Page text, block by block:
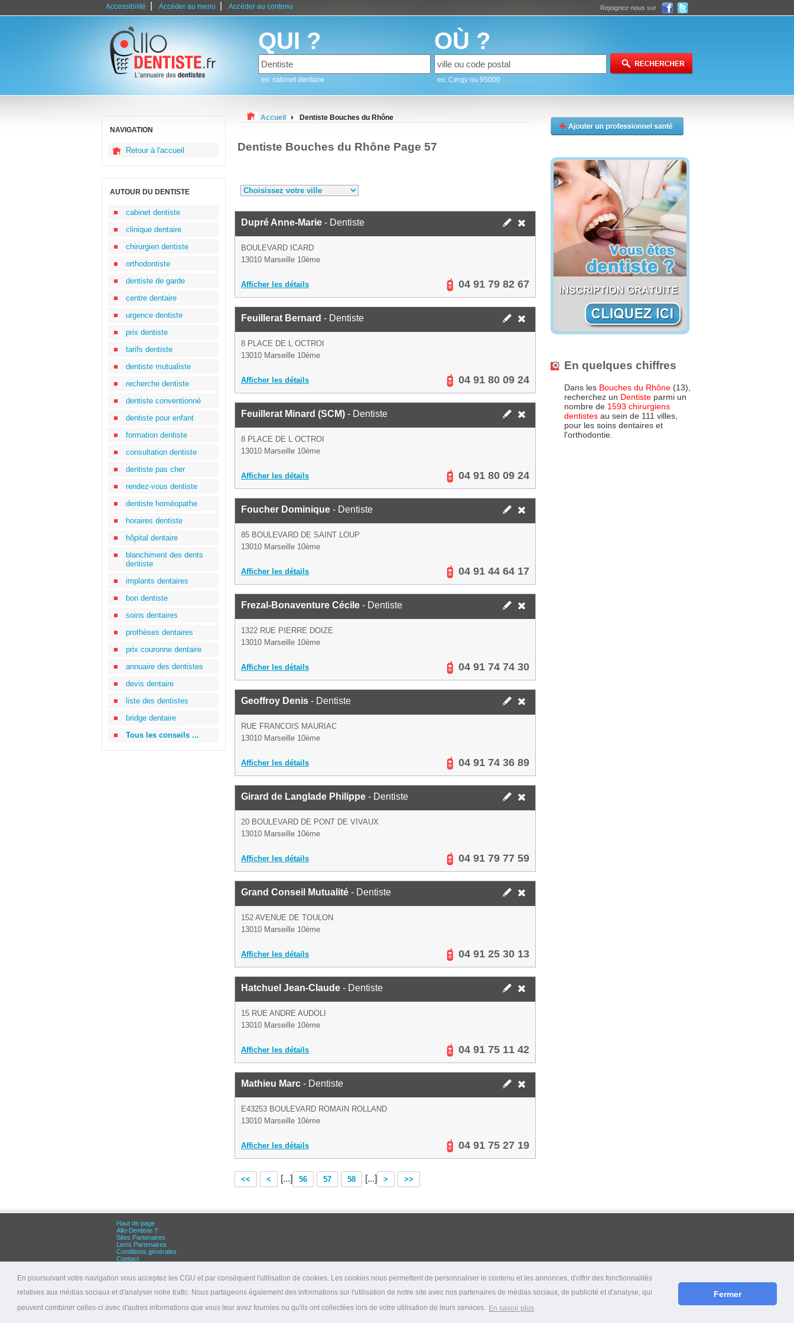
En poursuivant votre navigation vous acceptez les CGU et par conséquent l'utilisation de cookies. Les cookies nous permettent de personnaliser le contenu et les annonces, d'offrir des fonctionnalités
relatives aux médias sociaux et d'analyser notre trafic. Nous partageons également des informations sur l'utilisation de notre site avec nos partenaires de médias sociaux, de publicité et d'analyse, qui
peuvent combiner celles-ci avec d'autres informations que vous leur avez fournies ou qu'ils ont collectées lors de votre utilisation de leurs services. En savoir plus
Fermer
Accessibilité Accéder au menu Accéder au contenu Rejoignez-nous sur
QUI ?
ex: cabinet dentaire
OÙ ?
ex: Cergy ou 95000
NAVIGATION
Retour à l'accueil
AUTOUR DU DENTISTE
cabinet dentiste
clinique dentaire
chirurgien dentiste
orthodontiste
dentiste de garde
centre dentaire
urgence dentiste
prix dentiste
tarifs dentiste
dentiste mutualiste
recherche dentiste
dentiste conventionné
dentiste pour enfant
formation dentiste
consultation dentiste
dentiste pas cher
rendez-vous dentiste
dentiste homéopathe
horaires dentiste
hôpital dentaire
blanchiment des dents
dentiste
implants dentaires
bon dentiste
soins dentaires
prothèses dentaires
prix couronne dentaire
annuaire des dentistes
devis dentaire
liste des dentistes
bridge dentaire
Tous les conseils ...
Accueil Dentiste Bouches du Rhône
Dentiste Bouches du Rhône Page 57
Dupré Anne-Marie - Dentiste
BOULEVARD ICARD
13010 Marseille 10ème
Afficher les détails 04 91 79 82 67
Feuillerat Bernard - Dentiste
8 PLACE DE L OCTROI
13010 Marseille 10ème
Afficher les détails 04 91 80 09 24
Feuillerat Minard (SCM) - Dentiste
8 PLACE DE L OCTROI
13010 Marseille 10ème
Afficher les détails 04 91 80 09 24
Foucher Dominique - Dentiste
85 BOULEVARD DE SAINT LOUP
13010 Marseille 10ème
Afficher les détails 04 91 44 64 17
Frezal-Bonaventure Cécile - Dentiste
1322 RUE PIERRE DOIZE
13010 Marseille 10ème
Afficher les détails 04 91 74 74 30
Geoffroy Denis - Dentiste
RUE FRANCOIS MAURIAC
13010 Marseille 10ème
Afficher les détails 04 91 74 36 89
Girard de Langlade Philippe - Dentiste
20 BOULEVARD DE PONT DE VIVAUX
13010 Marseille 10ème
Afficher les détails 04 91 79 77 59
Grand Conseil Mutualité - Dentiste
152 AVENUE DE TOULON
13010 Marseille 10ème
Afficher les détails 04 91 25 30 13
Hatchuel Jean-Claude - Dentiste
15 RUE ANDRE AUDOLI
13010 Marseille 10ème
Afficher les détails 04 91 75 11 42
Mathieu Marc - Dentiste
E43253 BOULEVARD ROMAIN ROLLAND
13010 Marseille 10ème
Afficher les détails 04 91 75 27 19
<< < [...] 56 57 58 [...] > >>
En quelques chiffres
Dans les Bouches du Rhône (13),
recherchez un Dentiste parmi un
nombre de 1593 chirurgiens
dentistes au sein de 111 villes,
pour les soins dentaires et
l'orthodontie.
Haut de page
Allo-Dentiste ?
Sites Partenaires
Liens Partenaires
Conditions générales
Contact
Dentiste Lyon